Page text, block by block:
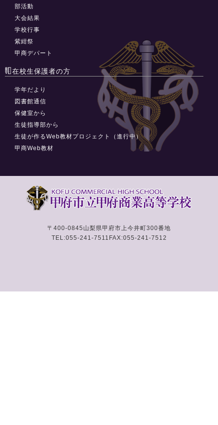
部活動
大会結果
学校行事
紫紺祭
甲商デパート
在校生保護者の方
学年だより
図書館通信
保健室から
生徒指導部から
生徒が作るWeb教材プロジェクト（進行中）
甲商Web教材
〒400-0845 山梨県甲府市上今井町300番地
TEL:055-241-7511 FAX:055-241-7512